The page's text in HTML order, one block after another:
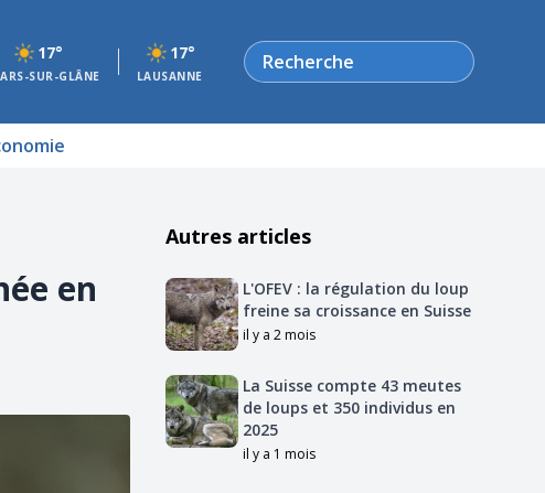
17°
SUR-GLÂNE
17°
LAUSANNE
Rechercher
en
Autres articles
L'OFEV : la régulation du loup
freine sa croissance en Suisse
il y a 2 mois
La Suisse compte 43 meutes
de loups et 350 individus en
2025
il y a 1 mois